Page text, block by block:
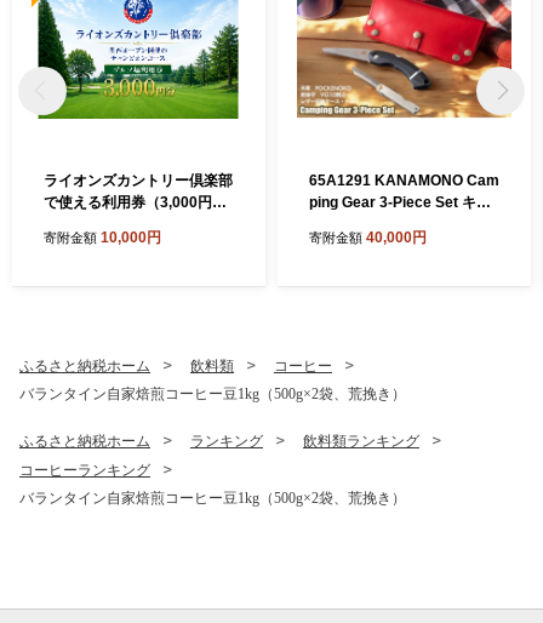
ライオンズカントリー倶楽部
で使える利用券（3,000円
寄附金額 10,000円
65A1291 KANAMONO Cam
ping Gear 3-Piece Set キャ
RANGE[髙島屋選定品］
寄附金額 40,000円
ふるさと納税ホーム 飲料類
コーヒー
バランタイン自家焙煎コーヒー豆1kg（500g×2袋、荒挽き）
ふるさと納税ホーム ランキング
飲料類ランキング
コーヒーランキング
バランタイン自家焙煎コーヒー豆1kg（500g×2袋、荒挽き）